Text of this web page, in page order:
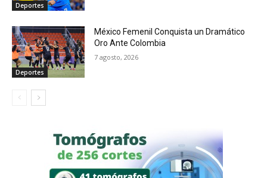
Deportes
Deportes
México Femenil Conquista un Dramático
Oro Ante Colombia
7 agosto, 2026